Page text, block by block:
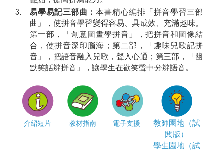
3.
易學易記三部曲： 本書精心編排「拼音學習三部
曲」，使拼音學習變得容易、具成效、充滿趣味。
第一部，「創意圖畫學拼音」，把拼音和圖像結
合，使拼音深印腦海；第二部，「趣味兒歌記拼
音」，把語音融入兒歌，聲入心通；第三部，「幽
默笑話辨拼音」，讓學生在歡笑聲中分辨語音。
介紹短片 教材指南 電子支援
教師園地（試
閱版）
學生園地（試